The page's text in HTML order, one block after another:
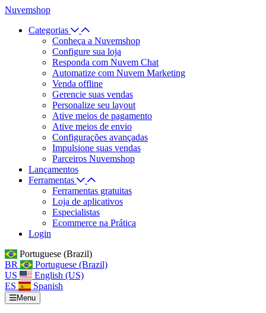
Nuvemshop
Categorias
Conheça a Nuvemshop
Configure sua loja
Responda com Nuvem Chat
Automatize com Nuvem Marketing
Venda offline
Gerencie suas vendas
Personalize seu layout
Ative meios de pagamento
Ative meios de envio
Configurações avançadas
Impulsione suas vendas
Parceiros Nuvemshop
Lançamentos
Ferramentas
Ferramentas gratuitas
Loja de aplicativos
Especialistas
Ecommerce na Prática
Login
Portuguese (Brazil)
BR
Portuguese (Brazil)
US
English (US)
ES
Spanish
Menu